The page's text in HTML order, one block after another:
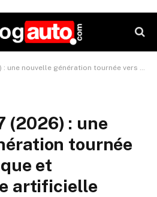
génération tournée vers l’électrique et l’intelligence artificielle
(2026) : une
tournée
et
artificielle